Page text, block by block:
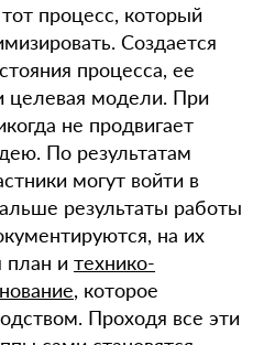
процесс, который
Создается
процесса, ее
целевая модели. При
не продвигает
По результатам
могут войти в
результаты работы
на их
план и технико-
, которое
Проходя все эти